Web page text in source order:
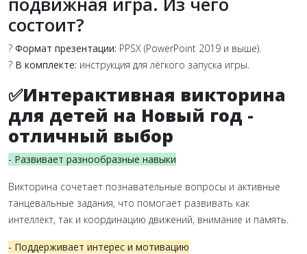
состоит?
? Формат презентации: PPSX (PowerPoint 2019 и выше).
? В комплекте: инструкция для лёгкого запуска игры.
✅Интерактивная викторина
для детей на Новый год -
отличный выбор
- Развивает разнообразные навыки
Викторина сочетает познавательные вопросы и активные
танцевальные задания, что помогает развивать как
интеллект, так и координацию движений, внимание и память.
- Поддерживает интерес и мотивацию